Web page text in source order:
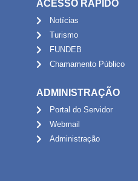
ACESSO RÁPIDO
Notícias
Turismo
FUNDEB
Chamamento Público
ADMINISTRAÇÃO
Portal do Servidor
Webmail
Administração